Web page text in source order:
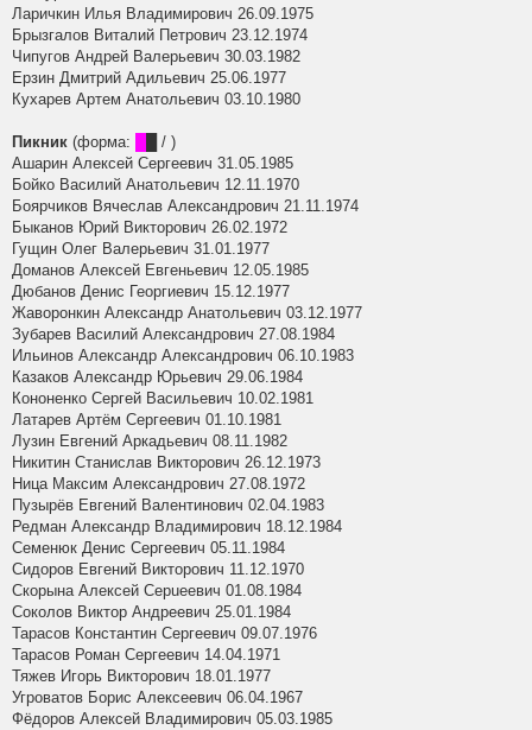
Ларичкин Илья Владимирович 26.09.1975
Брызгалов Виталий Петрович 23.12.1974
Чипугов Андрей Валерьевич 30.03.1982
Ерзин Дмитрий Адильевич 25.06.1977
Кухарев Артем Анатольевич 03.10.1980
Пикник (форма:
█ / )
Ашарин Алексей Сергеевич 31.05.1985
Бойко Василий Анатольевич 12.11.1970
Боярчиков Вячеслав Александрович 21.11.1974
Быканов Юрий Викторович 26.02.1972
Гущин Олег Валерьевич 31.01.1977
Доманов Алексей Евгеньевич 12.05.1985
Дюбанов Денис Георгиевич 15.12.1977
Жаворонкин Александр Анатольевич 03.12.1977
Зубарев Василий Александрович 27.08.1984
Ильинов Александр Александрович 06.10.1983
Казаков Александр Юрьевич 29.06.1984
Кононенко Сергей Васильевич 10.02.1981
Латарев Артём Сергеевич 01.10.1981
Лузин Евгений Аркадьевич 08.11.1982
Никитин Станислав Викторович 26.12.1973
Ница Максим Александрович 27.08.1972
Пузырёв Евгений Валентинович 02.04.1983
Редман Александр Владимирович 18.12.1984
Семенюк Денис Сергеевич 05.11.1984
Сидоров Евгений Викторович 11.12.1970
Скорына Алексей Серuеевич 01.08.1984
Соколов Виктор Андреевич 25.01.1984
Тарасов Константин Сергеевич 09.07.1976
Тарасов Роман Сергеевич 14.04.1971
Тяжев Игорь Викторович 18.01.1977
Угроватов Борис Алексеевич 06.04.1967
Фёдоров Алексей Владимирович 05.03.1985